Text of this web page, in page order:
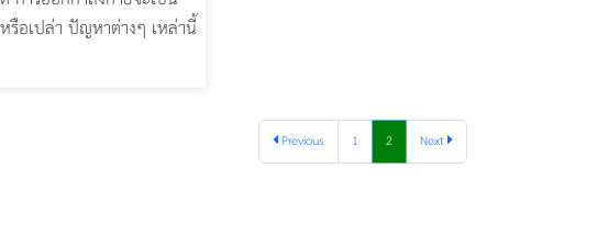
รือเปล่า ปัญหาต่างๆ เหล่านี้
Previous 1 2 Next